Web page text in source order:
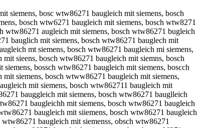
mit siemens, bosch wtw86271 baubleich mit siemens, bosch wtw86271 bauyleich mit siemens, bosch wtw86271 bauhleich mit siemens, bosch wtw86271 baunleich mit siemens, bosch wtw86271 baugpeich mit siemens, bosch wtw86271 baugoeich mit siemens, bosch wtw86271 baugieich mit siemens, bosch wtw86271 baugkeich mit siemens, bosch wtw86271 baugmeich mit siemens, bosch wtw86271 bauglwich mit siemens, bosch wtw86271 bauglsich mit siemens, bosch wtw86271 baugldich mit siemens, bosch wtw86271 bauglfich mit siemens, bosch wtw86271 bauglrich mit siemens, bosch wtw86271 baugl3ich mit siemens, bosch wtw86271 baugl4ich mit siemens, bosch wtw86271 baugleuch mit siemens, bosch wtw86271 bauglejch mit siemens, bosch wtw86271 bauglekch mit siemens, bosch wtw86271 bauglelch mit siemens, bosch wtw86271 baugleoch mit siemens, bosch wtw86271 baugle8ch mit siemens, bosch wtw86271 baugle9ch mit siemens, bosch wtw86271 bauglei h mit siemens, bosch wtw86271 baugleixh mit siemens, bosch wtw86271 baugleish mit siemens, bosch wtw86271 baugleidh mit siemens, bosch wtw86271 baugleifh mit siemens, bosch wtw86271 baugleivh mit siemens, bosch wtw86271 baugleicb mit siemens, bosch wtw86271 baugleicg mit siemens, bosch wtw86271 baugleict mit siemens, bosch wtw86271 baugleicy mit siemens, bosch wtw86271 baugleicu mit siemens, bosch wtw86271 baugleicj mit siemens, bosch wtw86271 baugleicm mit siemens, bosch wtw86271 baugleicn mit siemens, bosch wtw86271 baugleich it siemens, bosch wtw86271 baugleich nit siemens, bosch wtw86271 baugleich hit siemens, bosch wtw86271 baugleich jit siemens, bosch wtw86271 baugleich kit siemens, bosch wtw86271 baugleich lit siemens, bosch wtw86271 baugleich mut siemens, bosch wtw86271 baugleich mjt siemens, bosch wtw86271 baugleich mkt siemens, bosch wtw86271 baugleich mlt siemens, bosch wtw86271 baugleich mot siemens, bosch wtw86271 baugleich m8t siemens, bosch wtw86271 baugleich m9t siemens, bosch wtw86271 baugleich mir siemens, bosch wtw86271 baugleich mif siemens, bosch wtw86271 baugleich mig siemens, bosch wtw86271 baugleich mih siemens, bosch wtw86271 baugleich miy siemens, bosch wtw86271 baugleich mi5 siemens, bosch wtw86271 baugleich mi6 siemens, bosch wtw86271 baugleich mit qiemens, bosch wtw86271 baugleich mit wiemens, bosch wtw86271 baugleich mit eiemens, bosch wtw86271 baugleich mit ziemens, bosch wtw86271 baugleich mit xiemens, bosch wtw86271 baugleich mit ciemens, bosch wtw86271 baugleich mit suemens, bosch wtw86271 baugleich mit sjemens, bosch wtw86271 baugleich mit skemens, bosch wtw86271 baugleich mit slemens, bosch wtw86271 baugleich mit soemens, bosch wtw86271 baugleich mit s8emens, bosch wtw86271 baugleich mit s9emens, bosch wtw86271 baugleich mit siwmens, bosch wtw